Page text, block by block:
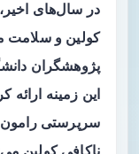
در سال‌های
کولین و سلامت
پژوهشگران
این زمینه ارائه
سرپرستی